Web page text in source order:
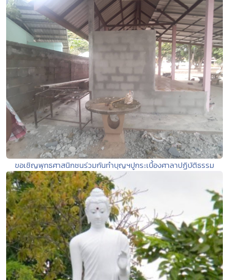
ขอเชิญพุทธศาสนิกชนร่วมกันทำบุญฯปูกระเบื้องศาลาปฏิบัติธรรม